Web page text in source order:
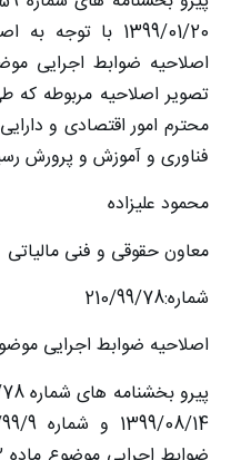
محترم امور اقتصادی و
فناوری و آموزش و پرورش
محمود علیزاده
معاون حقوقی و فنی مالیاتی
شماره:210/99/78
اصلاحیه ضوابط اجرایی